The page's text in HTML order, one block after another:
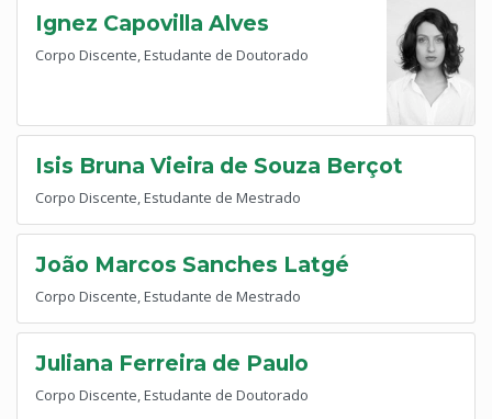
Ignez Capovilla Alves
Corpo Discente, Estudante de Doutorado
Isis Bruna Vieira de Souza Berçot
Corpo Discente, Estudante de Mestrado
João Marcos Sanches Latgé
Corpo Discente, Estudante de Mestrado
Juliana Ferreira de Paulo
Corpo Discente, Estudante de Doutorado